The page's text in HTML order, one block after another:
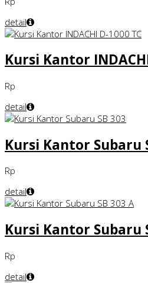
detail
Kursi Kantor
Rp
detail
Kursi Kantor Subaru
Rp
detail
Kursi Kantor Subaru
Rp
detail